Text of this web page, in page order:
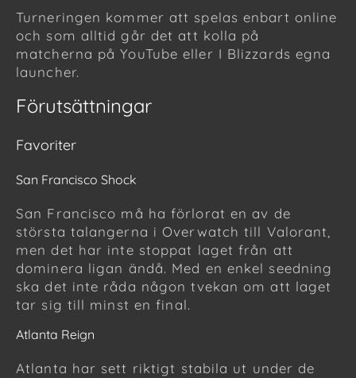
Turneringen kommer att spelas enbart online
och som alltid går det att kolla på
matcherna på YouTube eller I Blizzards egna
launcher.
Förutsättningar
Favoriter
San Francisco Shock
San Francisco må ha förlorat en av de
största talangerna i Overwatch till Valorant,
men det har inte stoppat laget från att
dominera ligan ändå. Med en enkel seedning
ska det inte råda någon tvekan om att laget
tar sig till minst en final.
Atlanta Reign
Atlanta har sett riktigt stabila ut under de